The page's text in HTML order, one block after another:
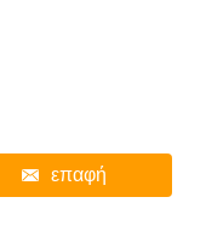
επαφή